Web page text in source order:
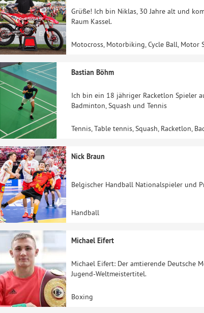
Grüße! Ich bin Niklas, 30 Jahre alt und
Raum Kassel.
Motocross, Motorbiking, Cycle Ball, Motor
Bastian Böhm
Ich bin ein 18 jähriger Racketlon Spieler
Badminton, Squash und Tennis
Tennis, Table tennis, Squash, Racketlon,
Nick Braun
Belgischer Handball Nationalspieler und
Handball
Michael Eifert
Michael Eifert: Der amtierende Deutsche
Jugend-Weltmeistertitel.
Boxing